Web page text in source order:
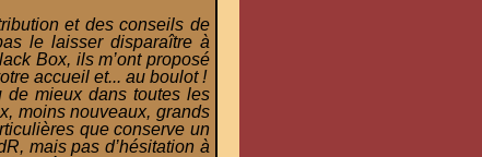
et des conseils de
le laisser disparaître à
Box, ils m’ont proposé
accueil et... au boulot !
de mieux dans toutes les
moins nouveaux, grands
que conserve un
mais pas d’hésitation à